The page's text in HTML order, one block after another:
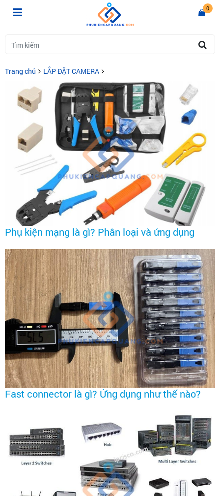
0
Trang chủ LẮP ĐẶT CAMERA
Phụ kiện mạng là gì? Phân loại và ứng dụng
Fast connector là gì? Ứng dụng như thế nào?